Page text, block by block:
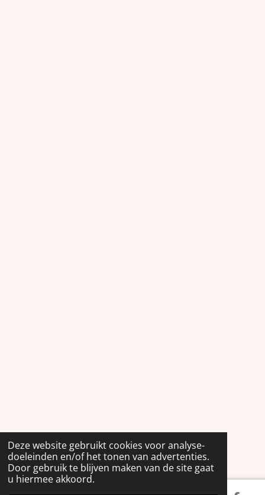
Deze website gebruikt cookies voor analyse-
doeleinden en/of het tonen van advertenties.
Door gebruik te blijven maken van de site gaat
u hiermee akkoord.